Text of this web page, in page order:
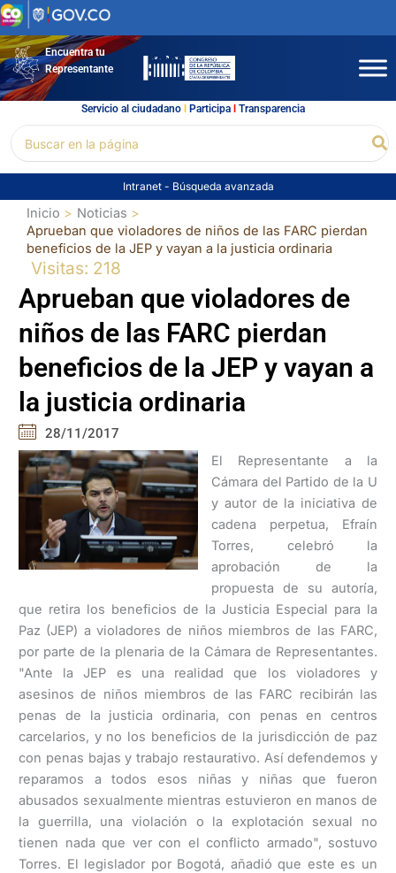
Ir
al
contenidoEncuentra tu
Representante
Servicio al ciudadano l Participal Transparencia
por:
Intranet - Búsqueda avanzada
Inicio
Noticias
Aprueban que violadores de niños de las FARC pierdan
beneficios de la JEP y vayan a la justicia ordinaria
Visitas: 218
Aprueban que violadores de
niños de las FARC pierdan
beneficios de la JEP y vayan a
la justicia ordinaria
28/11/2017
El Representante a la
Cámara del Partido de la U
y autor de la iniciativa de
cadena perpetua, Efraín
Torres, celebró la
aprobación de la
propuesta de su autoría,
que retira los beneficios de la Justicia Especial para la
Paz (JEP) a violadores de niños miembros de las FARC,
por parte de la plenaria de la Cámara de Representantes.
"Ante la JEP es una realidad que los violadores y
asesinos de niños miembros de las FARC recibirán las
penas de la justicia ordinaria, con penas en centros
carcelarios, y no los beneficios de la jurisdicción de paz
con penas bajas y trabajo restaurativo. Así defendemos y
reparamos a todos esos niñas y niñas que fueron
abusados sexualmente mientras estuvieron en manos de
la guerrilla, una violación o la explotación sexual no
tienen nada que ver con el conflicto armado", sostuvo
Torres. El legislador por Bogotá, añadió que este es un